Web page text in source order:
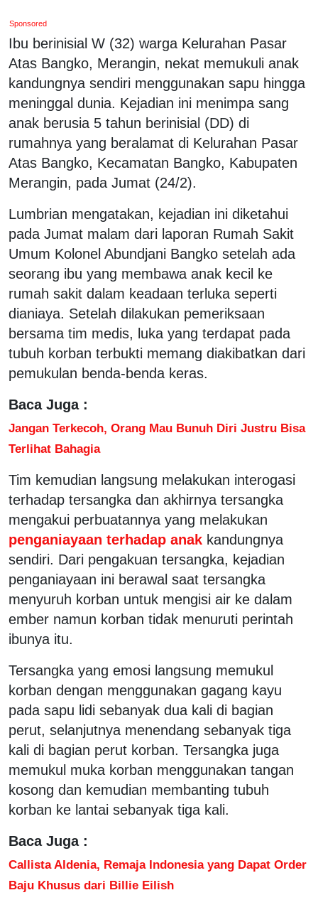
Sponsored
Ibu berinisial W (32) warga Kelurahan Pasar
Atas Bangko, Merangin, nekat memukuli anak
kandungnya sendiri menggunakan sapu hingga
meninggal dunia. Kejadian ini menimpa sang
anak berusia 5 tahun berinisial (DD) di
rumahnya yang beralamat di Kelurahan Pasar
Atas Bangko, Kecamatan Bangko, Kabupaten
Merangin, pada Jumat (24/2).
Lumbrian mengatakan, kejadian ini diketahui
pada Jumat malam dari laporan Rumah Sakit
Umum Kolonel Abundjani Bangko setelah ada
seorang ibu yang membawa anak kecil ke
rumah sakit dalam keadaan terluka seperti
dianiaya. Setelah dilakukan pemeriksaan
bersama tim medis, luka yang terdapat pada
tubuh korban terbukti memang diakibatkan dari
pemukulan benda-benda keras.
Baca Juga :
Jangan Terkecoh, Orang Mau Bunuh Diri Justru Bisa
Terlihat Bahagia
Tim kemudian langsung melakukan interogasi
terhadap tersangka dan akhirnya tersangka
mengakui perbuatannya yang melakukan
penganiayaan terhadap anak kandungnya
sendiri. Dari pengakuan tersangka, kejadian
penganiayaan ini berawal saat tersangka
menyuruh korban untuk mengisi air ke dalam
ember namun korban tidak menuruti perintah
ibunya itu.
Tersangka yang emosi langsung memukul
korban dengan menggunakan gagang kayu
pada sapu lidi sebanyak dua kali di bagian
perut, selanjutnya menendang sebanyak tiga
kali di bagian perut korban. Tersangka juga
memukul muka korban menggunakan tangan
kosong dan kemudian membanting tubuh
korban ke lantai sebanyak tiga kali.
Baca Juga :
Callista Aldenia, Remaja Indonesia yang Dapat Order
Baju Khusus dari Billie Eilish